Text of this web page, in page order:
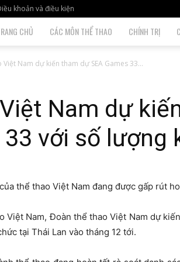
khoản và điều kiện
CHỦ CÁC MÔN THỂ THAO CHÍNH TRỊ
Nam dự kiến tham dự SEA Games 33...
Nam dự
33 với số lượng
thể thao Việt Nam đang được gấp rút
Nam, Đoàn thể thao Việt Nam dự
tại Thái Lan vào tháng 12 tới.